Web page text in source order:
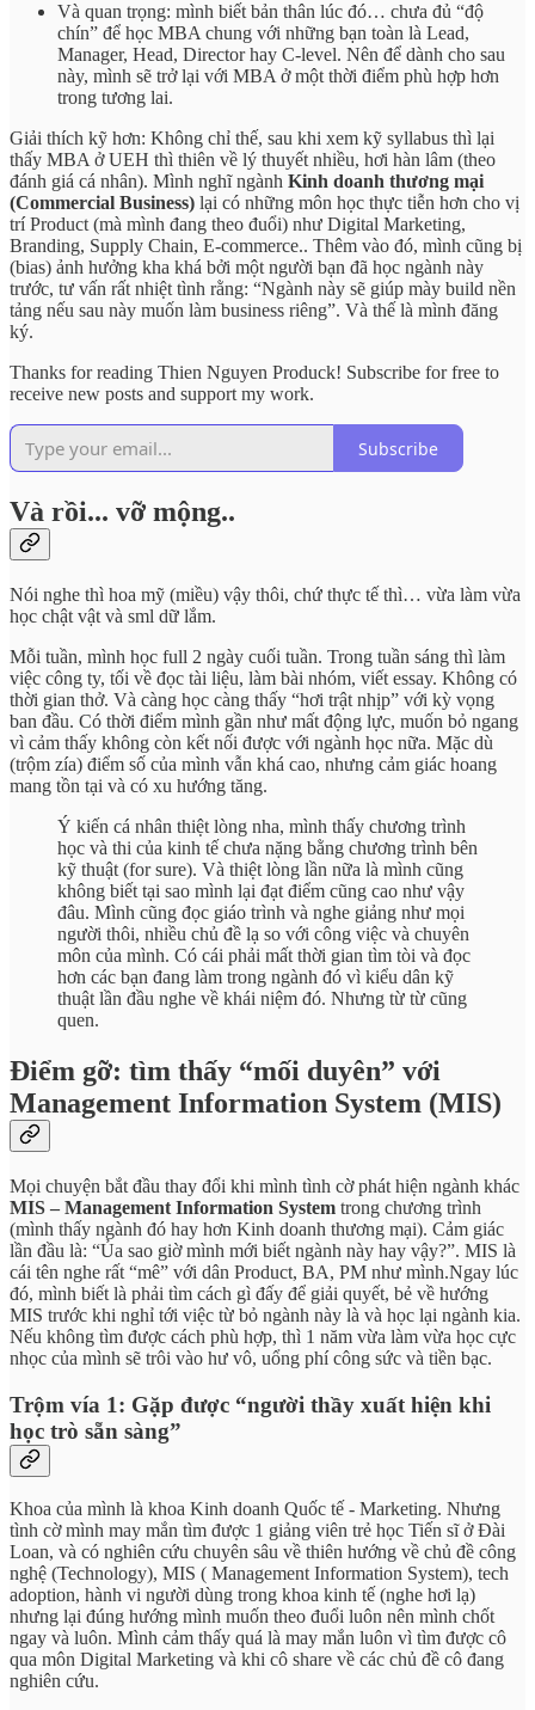
Và quan trọng: mình biết bản thân lúc đó… chưa đủ “độ
chín” để học MBA chung với những bạn toàn là Lead,
Manager, Head, Director hay C-level. Nên để dành cho sau
này, mình sẽ trở lại với MBA ở một thời điểm phù hợp hơn
trong tương lai.
Giải thích kỹ hơn: Không chỉ thế, sau khi xem kỹ syllabus thì lại
thấy MBA ở UEH thì thiên về lý thuyết nhiều, hơi hàn lâm (theo
đánh giá cá nhân). Mình nghĩ ngành Kinh doanh thương mại
(Commercial Business) lại có những môn học thực tiễn hơn cho vị
trí Product (mà mình đang theo đuổi) như Digital Marketing,
Branding, Supply Chain, E-commerce.. Thêm vào đó, mình cũng bị
(bias) ảnh hưởng kha khá bởi một người bạn đã học ngành này
trước, tư vấn rất nhiệt tình rằng: “Ngành này sẽ giúp mày build nền
tảng nếu sau này muốn làm business riêng”. Và thế là mình đăng
ký.
Thanks for reading Thien Nguyen Produck! Subscribe for free to
receive new posts and support my work.
Subscribe
Và rồi... vỡ mộng..
Nói nghe thì hoa mỹ (miều) vậy thôi, chứ thực tế thì… vừa làm vừa
học chật vật và sml dữ lắm.
Mỗi tuần, mình học full 2 ngày cuối tuần. Trong tuần sáng thì làm
việc công ty, tối về đọc tài liệu, làm bài nhóm, viết essay. Không có
thời gian thở. Và càng học càng thấy “hơi trật nhịp” với kỳ vọng
ban đầu. Có thời điểm mình gần như mất động lực, muốn bỏ ngang
vì cảm thấy không còn kết nối được với ngành học nữa. Mặc dù
(trộm zía) điểm số của mình vẫn khá cao, nhưng cảm giác hoang
mang tồn tại và có xu hướng tăng.
Ý kiến cá nhân thiệt lòng nha, mình thấy chương trình
học và thi của kinh tế chưa nặng bằng chương trình bên
kỹ thuật (for sure). Và thiệt lòng lần nữa là mình cũng
không biết tại sao mình lại đạt điểm cũng cao như vậy
đâu. Mình cũng đọc giáo trình và nghe giảng như mọi
người thôi, nhiều chủ đề lạ so với công việc và chuyên
môn của mình. Có cái phải mất thời gian tìm tòi và đọc
hơn các bạn đang làm trong ngành đó vì kiểu dân kỹ
thuật lần đầu nghe về khái niệm đó. Nhưng từ từ cũng
quen.
Điểm gỡ: tìm thấy “mối duyên” với
Management Information System (MIS)
Mọi chuyện bắt đầu thay đổi khi mình tình cờ phát hiện ngành khác
MIS – Management Information System trong chương trình
(mình thấy ngành đó hay hơn Kinh doanh thương mại). Cảm giác
lần đầu là: “Ủa sao giờ mình mới biết ngành này hay vậy?”. MIS là
cái tên nghe rất “mê” với dân Product, BA, PM như mình.Ngay lúc
đó, mình biết là phải tìm cách gì đấy để giải quyết, bẻ về hướng
MIS trước khi nghỉ tới việc từ bỏ ngành này là và học lại ngành kia.
Nếu không tìm được cách phù hợp, thì 1 năm vừa làm vừa học cực
nhọc của mình sẽ trôi vào hư vô, uổng phí công sức và tiền bạc.
Trộm vía 1: Gặp được “người thầy xuất hiện khi
học trò sẵn sàng”
Khoa của mình là khoa Kinh doanh Quốc tế - Marketing. Nhưng
tình cờ mình may mắn tìm được 1 giảng viên trẻ học Tiến sĩ ở Đài
Loan, và có nghiên cứu chuyên sâu về thiên hướng về chủ đề công
nghệ (Technology), MIS ( Management Information System), tech
adoption, hành vi người dùng trong khoa kinh tế (nghe hơi lạ)
nhưng lại đúng hướng mình muốn theo đuổi luôn nên mình chốt
ngay và luôn. Mình cảm thấy quá là may mắn luôn vì tìm được cô
qua môn Digital Marketing và khi cô share về các chủ đề cô đang
nghiên cứu.